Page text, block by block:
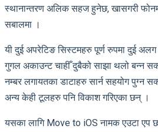
स्थानान्तरण अलिक सहज हुनेछ, खासगरी
सबालमा ।
यी दुई अपरेटिङ सिस्टमहरु पूर्ण रुपमा दुई
गुगल अकाउन्ट चाहीँ दुबैको साझा थलो बन्न
नम्बर लगायतका डाटाहरु सार्न सहयोग पुग्न
अन्य केही टूलहरु पनि विकाश गरिएका छन् ।
यसका लागि Move to iOS नामक एउटा एप